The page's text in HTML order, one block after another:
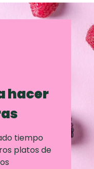
hacer
tiempo
platos de